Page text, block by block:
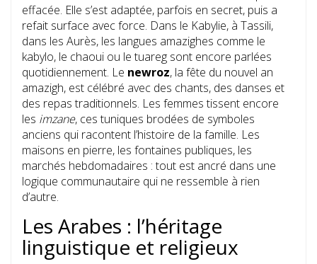
effacée. Elle s’est adaptée, parfois en secret, puis a
refait surface avec force. Dans le Kabylie, à Tassili,
dans les Aurès, les langues amazighes comme le
kabylo, le chaoui ou le tuareg sont encore parlées
quotidiennement. Le newroz, la fête du nouvel an
amazigh, est célébré avec des chants, des danses et
des repas traditionnels. Les femmes tissent encore
les imzane, ces tuniques brodées de symboles
anciens qui racontent l’histoire de la famille. Les
maisons en pierre, les fontaines publiques, les
marchés hebdomadaires : tout est ancré dans une
logique communautaire qui ne ressemble à rien
d’autre.
Les Arabes : l’héritage
linguistique et religieux